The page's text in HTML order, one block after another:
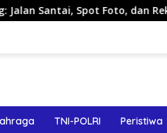
Spot Foto, dan Rekomendasi
TNI-POLRI Peristiwa